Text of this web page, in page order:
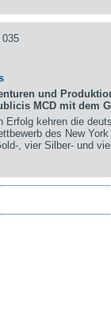
und
MCD mit dem
kehren die
des New
, vier Silber- und